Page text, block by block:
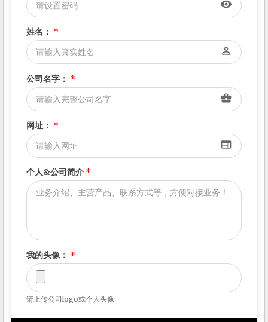
visibility
姓名： *
perm_identity
公司名字： *
business_center
网址： *
web
个人&公司简介 *
我的头像： *
请上传公司logo或个人头像